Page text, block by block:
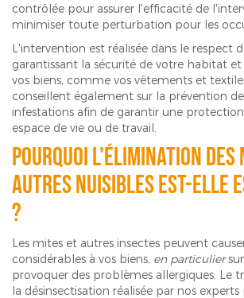
contrôlée pour assurer l'efficacité de
minimiser toute perturbation pour les
L'intervention est réalisée dans le respect
garantissant la sécurité de votre habitat
vos biens, comme vos vêtements et
conseillent également sur la prévention
infestations afin de garantir une
espace de vie ou de travail.
Pourquoi l'élimination des
autres nuisibles est-elle
?
Les mites et autres insectes peuvent
considérables à vos biens, en particulier
provoquer des problèmes allergiques. Le
la désinsectisation réalisée par nos